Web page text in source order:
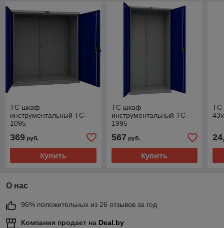
TC шкаф
инструментальный TC-
1095
369 руб.
Купить
TC шкаф
инструментальный TC-
1995
567 руб.
Купить
TC
О нас
96% положительных из 26 отзывов за год
Компания продает на Deal.by